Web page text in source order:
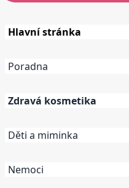
Hlavní stránka
Poradna
Zdravá kosmetika
Děti a miminka
Nemoci